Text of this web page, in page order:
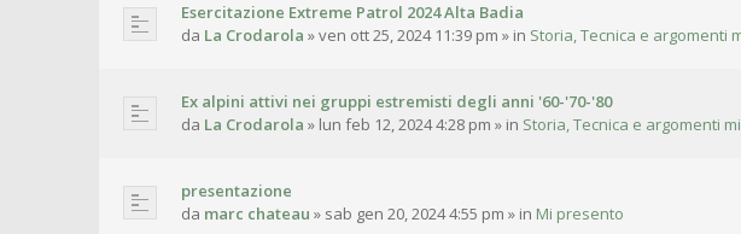
Esercitazione Extreme Patrol 2024 Alta Badia
da La Crodarola »ven ott 25, 2024 11:39 pm » in Storia, Tecnica e argomenti
Ex alpini attivi nei gruppi estremisti degli anni '60-'70-'80
da La Crodarola » lun feb 12, 2024 4:28 pm » in Storia, Tecnica e argomenti
presentazione
da marc chateau » sab gen 20, 2024 4:55 pm » in Mi presento